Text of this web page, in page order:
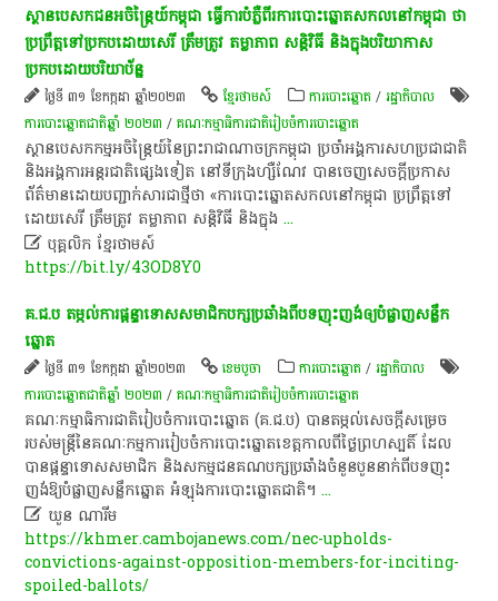
​ស្ថាន​បេសកជន​អចិន្ត្រៃយ៍​កម្ពុជា​ ធ្វើការ​បំភ្លឺ​ពីរ​ការ​បោះ​ឆ្នោត​សកល​នៅ​កម្ពុជា​ ថា​
ប្រព្រឹត្ត​ទៅ​ប្រកបដោយ​សេរី​ ត្រឹមត្រូវ​ តម្លាភាព​ សន្តិវិធី​ និង​ក្នុង​បរិយាកាស​
ប្រកបដោយ​បរិ​យា​ប័ន្ន​
ថ្ងៃទី ៣១ ខែកក្កដា ឆ្នាំ២០២៣ ខ្មែរថាមស៍ ការបោះឆ្នោត /រដ្ឋាភិបាល
ការបោះឆ្នោតជាតិឆ្នាំ ២០២៣ /គណៈកម្មាធិការជាតិរៀបចំការបោះឆ្នោត
​ស្ថាន​បេសកកម្ម​អចិន្ត្រៃយ៍​នៃ​ព្រះរាជាណាចក្រ​កម្ពុជា​ ប្រចាំ​អង្គការសហប្រជាជាតិ​
និង​អង្គការ​អន្តរជាតិ​ផ្សេង​ទៀត​ នៅ​ទីក្រុង​ហ្សឺ​ណែវ​ បាន​ចេញ​សេចក្តី​ប្រកាស​
ព័ត៌មាន​ដោយ​បញ្ជាក់​សារ​ជា​ថ្មី​ថា​ «​ការ​បោះ​ឆ្នោត​សកល​នៅ​កម្ពុជា​ ប្រព្រឹត្ត​ទៅ​
ដោយ​សេរី​ ត្រឹមត្រូវ​ តម្លាភាព​ សន្តិវិធី​ និង​ក្នុង...
 បុគ្គលិក​ ខ្មែរ​ថា​ម​ស៍​
https://bit.ly/43OD8Y0
គ.ជ.ប តម្កល់ការផ្ដន្ទាទោសសមាជិកបក្សប្រឆាំងពីបទញុះញង់ឲ្យបំផ្លាញសន្លឹក
ឆ្នោត
ថ្ងៃទី ៣១ ខែកក្កដា ឆ្នាំ២០២៣ ខេ​ម​បូ​ចា ការបោះឆ្នោត /រដ្ឋាភិបាល
ការបោះឆ្នោតជាតិឆ្នាំ ២០២៣ /គណៈកម្មាធិការជាតិរៀបចំការបោះឆ្នោត
គណៈកម្មាធិការជាតិរៀបចំការបោះឆ្នោត (គ.ជ.ប) បានតម្កល់សេចក្តី​សម្រេច
របស់មន្ត្រីនៃ​គណៈកម្មការរៀបចំការបោះឆ្នោតខេត្តកាលពីថ្ងៃព្រហស្បតិ៍ ដែល
បានផ្តន្ទាទោសសមាជិក និងសកម្មជនគណបក្សប្រឆាំងចំនួន​បួននាក់ពីបទញុះ​
ញង់​ឱ្យបំផ្លាញ​សន្លឹកឆ្នោត អំឡុង​ការបោះឆ្នោតជាតិ។...
 ឃួន ណារីម​
https://khmer.cambojanews.com/nec-upholds-
convictions-against-opposition-members-for-inciting-
spoiled-ballots/